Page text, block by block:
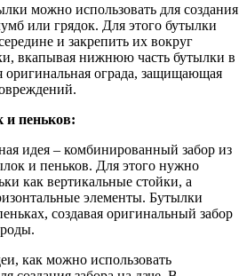
можно использовать для создания
или грядок. Для этого бутылки
и закрепить их вокруг
вкапывая нижнюю часть бутылки в
оригинальная ограда, защищающая
и пеньков:
идея – комбинированный забор из
и пеньков. Для этого нужно
как вертикальные стойки, а
элементы. Бутылки
создавая оригинальный забор
как можно использовать